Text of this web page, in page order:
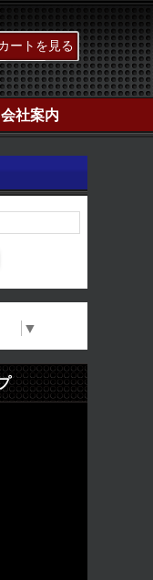
ートを見る
会社案内
▼